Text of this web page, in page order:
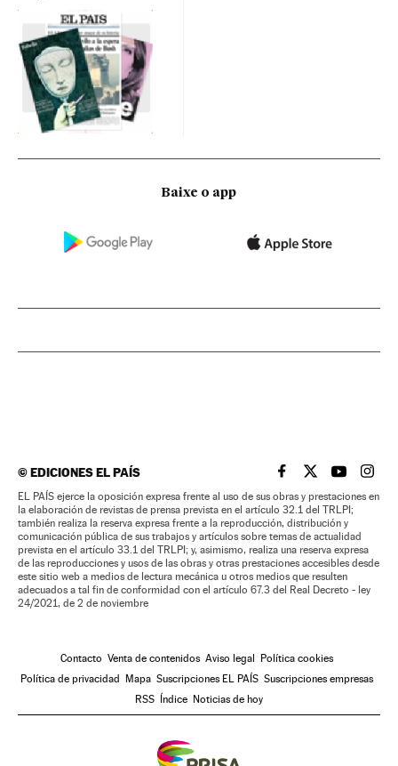
Baixe o app
©EDICIONES EL PAÍS EL PAÍS BRASIL EN
EL PAÍSEL PAÍS
EL
EL PAÍS ejerce la oposición expresa frente al uso de sus obras y prestaciones en
la elaboración de revistas de prensa prevista en el artículo 32.1 del TRLPI;
también realiza la reserva expresa frente a la reproducción, distribución y
comunicación pública de sus trabajos y artículos sobre temas de actualidad
prevista en el artículo 33.1 del TRLPI; y, asimismo, realiza una reserva expresa
de las reproducciones y usos de las obras y otras prestaciones accesibles desde
este sitio web a medios de lectura mecánica u otros medios que resulten
adecuados a tal fin de conformidad con el artículo 67.3 del Real Decreto - ley
24/2021, de 2 de noviembre
Contacto Venta de contenidos Aviso legal Política cookies
Política de privacidad Mapa Suscripciones EL PAÍS Suscripciones empresas
RSS Índice Noticias de hoy